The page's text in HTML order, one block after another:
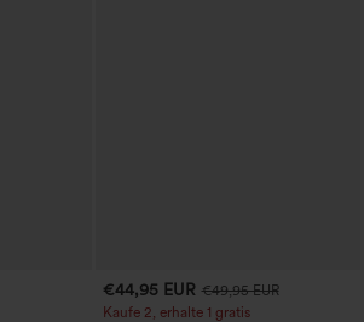
€44,95 EUR €49,95 EUR
Kaufe 2, erhalte 1 gratis